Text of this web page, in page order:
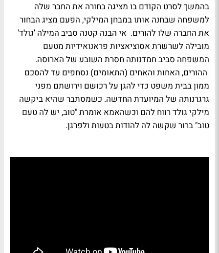
בהמשך לסרט הקודם בו מציגה בחורה את החבר שלה
למשפחה שבחנה אותו במבחן המילקי, הפעם מציג הבחור
את החברה שלו להורים. אי הבנה קטנה סביב המילה 'גולד'
מובילה לשרשרת אסוציאציות פראנואידיות מטעם
המשפחה סביב חמדנותה חסרת השובע של הארוסה.
ההורים, האחות והאחים (התאומים) נסחפים עד להסכם
ממון בבית משפט כדי להגן על רכושם וירושתם מפני
גרגרנותה של המיועדת החדשה. כשמסתבר שהיא ביקשה
מילקי גולד רווח להם וכשהאמא אומרת "טוב, יש לה טעם
טוב" ברור שקשה לה להודות בטעות ולפרגן.